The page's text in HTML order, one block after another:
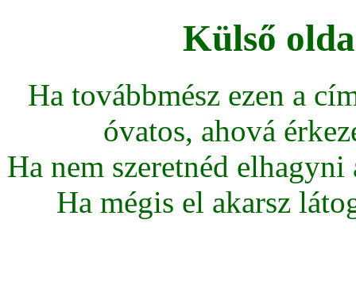
Külső
Ha továbbmész ezen a
óvatos, ahová
Ha nem szeretnéd
Ha mégis el akarsz